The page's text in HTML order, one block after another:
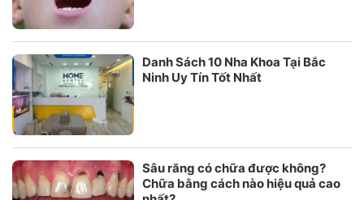
Danh Sách 10 Nha Khoa Tại Bắc
Ninh Uy Tín Tốt Nhất
Sâu răng có chữa được không?
Chữa bằng cách nào hiệu quả cao